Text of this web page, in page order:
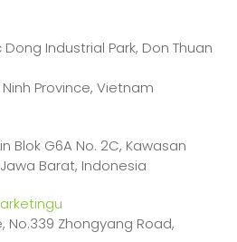
Dong Industrial Park, Don Thuan
Province, Vietnam
Blok G6A No. 2C, Kawasan
Barat, Indonesia
No.339 Zhongyang Road,